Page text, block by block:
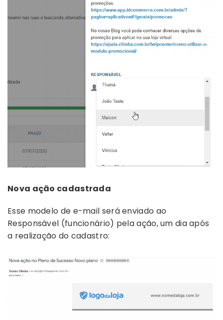
Nova ação cadastrada
Esse modelo de e-mail será enviado ao
Responsável (funcionário) pela ação, um dia após
a realização do cadastro: